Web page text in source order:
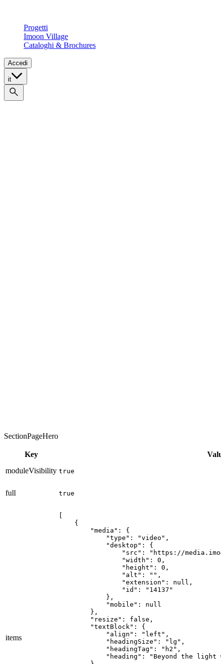
Progetti
Imoon Village
Cataloghi & Brochures
Accedi
it
SectionPageHero
Key
moduleVisibility true
full true
items
[
    {
        "media": {
            "type": "video",
            "desktop": {
"src": "https://
                "width": 0,
                "height": 0,
                "alt": "",
                "extension": null,
                "id": "14137"
            },
            "mobile": null
        },
        "resize": false,
        "textBlock": {
            "align": "left",
            "headingSize": "lg",
            "headingTag": "h2",
"heading": "Beyond the light